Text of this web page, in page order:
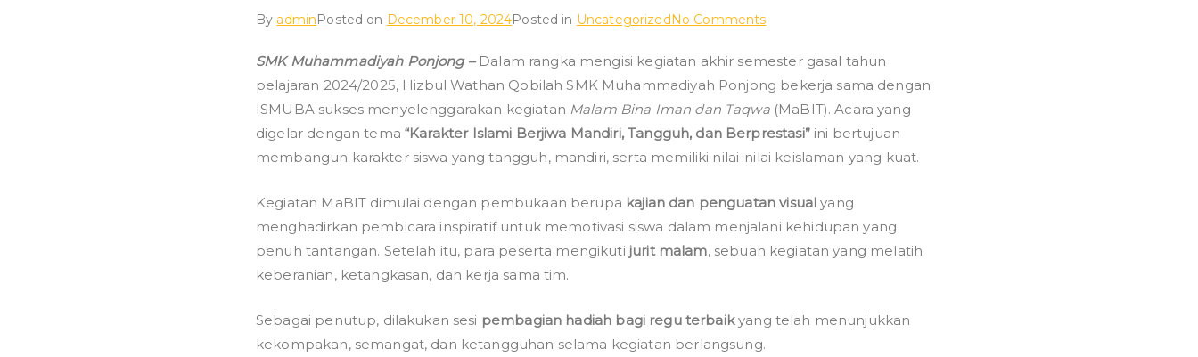
By adminPosted on December 10, 2024Posted in UncategorizedNo Commentson
MaBIT
SMK
Muhammadiyah
Ponjong:
Membentuk
Islami
yang
dan
SMK Muhammadiyah Ponjong –Dalam rangka mengisi kegiatan akhir semester gasal tahun
pelajaran 2024/2025, Hizbul Wathan Qobilah SMK Muhammadiyah Ponjong bekerja sama dengan
ISMUBA sukses menyelenggarakan kegiatan Malam Bina Iman dan Taqwa(MaBIT). Acara yang
digelar dengan tema “Karakter Islami Berjiwa Mandiri, Tangguh, dan Berprestasi”ini bertujuan
membangun karakter siswa yang tangguh, mandiri, serta memiliki nilai-nilai keislaman yang kuat.
Kegiatan MaBIT dimulai dengan pembukaan berupa kajian dan penguatan visual yang
menghadirkan pembicara inspiratif untuk memotivasi siswa dalam menjalani kehidupan yang
penuh tantangan. Setelah itu, para peserta mengikuti jurit malam, sebuah kegiatan yang melatih
keberanian, ketangkasan, dan kerja sama tim.
Sebagai penutup, dilakukan sesi pembagian hadiah bagi regu terbaikyang telah menunjukkan
kekompakan, semangat, dan ketangguhan selama kegiatan berlangsung.